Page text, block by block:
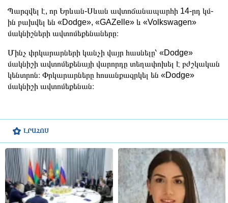
ԼՐԱՀՈՍ
Պարզվել է, որ Երևան-Սևան ավտոճանապարհի 14-րդ կմ-
ին բախվել են «Dodge», «GAZelle» և «Volkswagen»
մակնիշների ավտոմեքենաները։
Մինչ փրկարարների կանչի վայր հասնելը՝ «Dodge»
մակնիշի ավտոմեքենայի վարորդը տեղափոխել է բժշկական
կենտրոն։ Փրկարարները հոսանքազրկել են «Dodge»
մակնիշի ավտոմեքենան։